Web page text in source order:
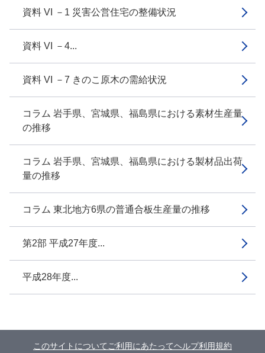
資料 VI －1 災害公営住宅の整備状況
資料 VI －4...
資料 VI －7 きのこ原木の需給状況
コラム 岩手県、宮城県、福島県における素材生産量
の推移
コラム 岩手県、宮城県、福島県における製材品出荷
量の推移
コラム 東北地方6県の普通合板生産量の推移
第2部 平成27年度...
平成28年度...
このサイトについて ご利用にあたってヘルプ利用規約